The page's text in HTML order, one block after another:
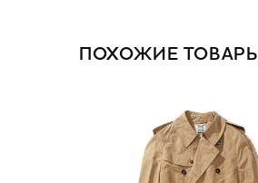
ПОХОЖИЕ ТОВАРЫ